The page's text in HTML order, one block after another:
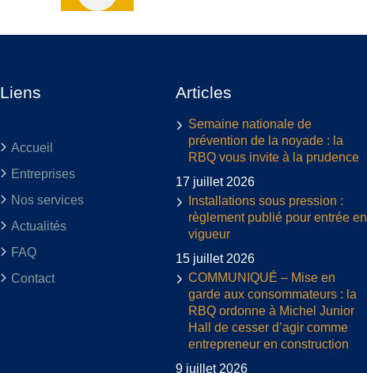
Liens
Accueil
Entreprises
Nos services
Actualités
FAQ
Contact
Articles
Semaine nationale de
prévention de la noyade : la
RBQ vous invite à la prudence
17 juillet 2026
Installations sous pression :
règlement publié pour entrée en
vigueur
15 juillet 2026
COMMUNIQUÉ – Mise en
garde aux consommateurs : la
RBQ ordonne à Michel Junior
Hall de cesser d’agir comme
entrepreneur en construction
9 juillet 2026